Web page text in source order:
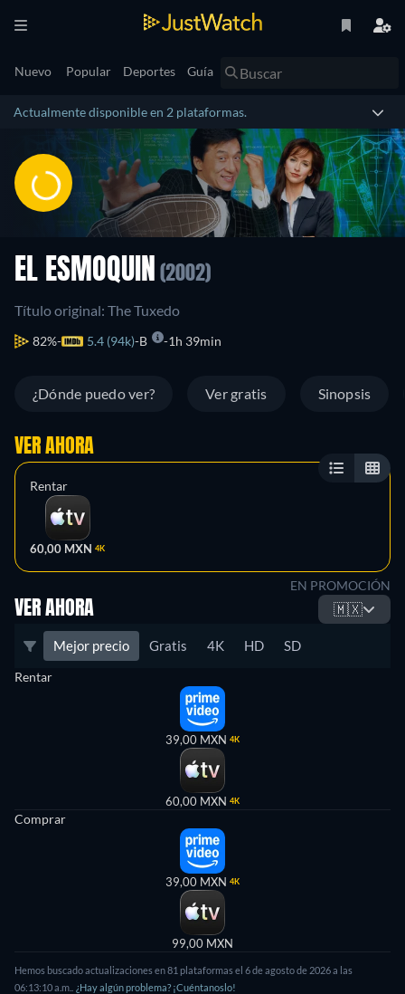
Nuevo Popular Deportes Guía
Actualmente disponible en 2 plataformas.
EL ESMOQUIN (2002)
Título original: The Tuxedo
82% 5.4 (94k) B 1h 39min
¿Dónde puedo ver? Ver gratis Sinopsis
VER AHORA
Rentar
60,00 MXN 4K
EN PROMOCIÓN
VER AHORA 🇲🇽
Mejor precio Gratis 4K HD SD
Rentar
39,00 MXN 4K
60,00 MXN 4K
Comprar
39,00 MXN 4K
99,00 MXN
Hemos buscado actualizaciones en81 plataformas el 6 de agosto de 2026a las
06:13:10 a.m.
¿Hay algún problema? ¡Cuéntanoslo!